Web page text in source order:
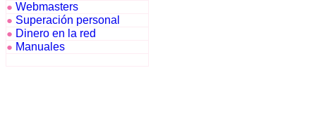
● Webmasters
● Superación personal
● Dinero en la red
● Manuales